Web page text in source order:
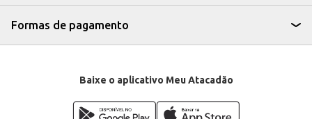
Formas de pagamento
Baixe o aplicativo Meu Atacadão